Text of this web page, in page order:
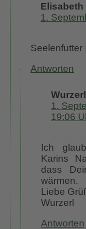
Elisabeth
1.
Seelenfutter
Antworten
Wurzerl
1.
19:06
Ich
Karins
dass
wärmen.
Liebe
Wurzerl
Antworten